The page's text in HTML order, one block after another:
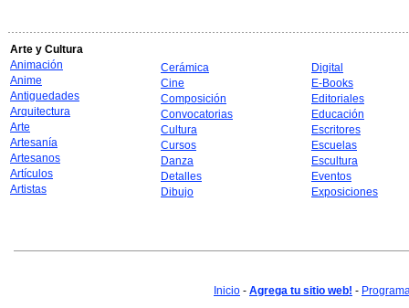
Arte y Cultura
Animación
Anime
Antiguedades
Arquitectura
Arte
Artesanía
Artesanos
Artículos
Artistas
Cerámica
Cine
Composición
Convocatorias
Cultura
Cursos
Danza
Detalles
Dibujo
Digital
E-Books
Editoriales
Educación
Escritores
Escuelas
Escultura
Eventos
Exposiciones
Inicio - Agrega tu sitio web! -